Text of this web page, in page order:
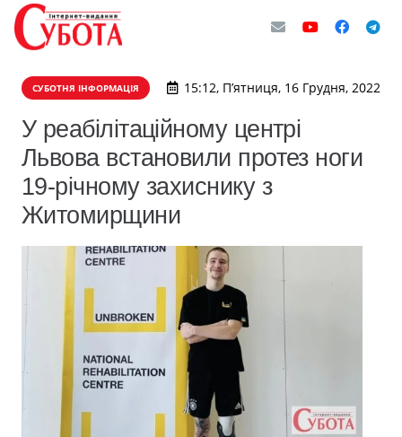
СУБОТНЯ ІНФОРМАЦІЯ 15:12, П’ятниця, 16 Грудня, 2022
У реабілітаційному центрі
Львова встановили протез ноги
19-річному захиснику з
Житомирщини